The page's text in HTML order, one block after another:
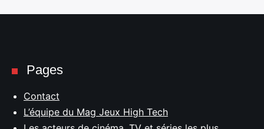
Pages
Contact
L’équipe du Mag Jeux High Tech